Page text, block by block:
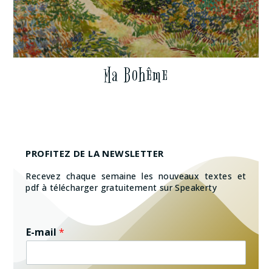
Ma Bohême
PROFITEZ DE LA NEWSLETTER
Recevez chaque semaine les nouveaux textes et
pdf à télécharger gratuitement sur Speakerty
E-mail*